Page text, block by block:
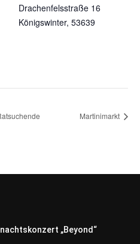
Drachenfelsstraße 16
Königswinter, 53639
Martinimarkt
„Beyond“